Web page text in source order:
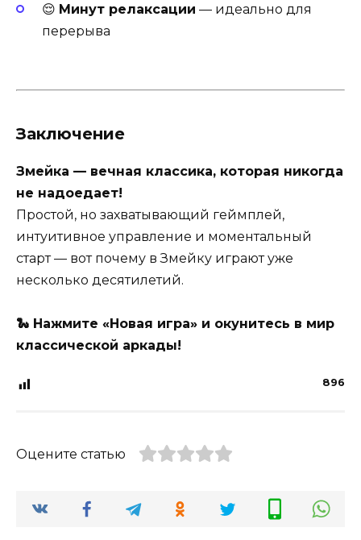
😌 Минут релаксации — идеально для
перерыва
Заключение
Змейка — вечная классика, которая никогда
не надоедает!
Простой, но захватывающий геймплей,
интуитивное управление и моментальный
старт — вот почему в Змейку играют уже
несколько десятилетий.
🐍 Нажмите «Новая игра» и окунитесь в мир
классической аркады!
896
Оцените статью